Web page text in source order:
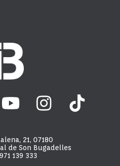
21, 07180
de Son Bugadelles
139 333